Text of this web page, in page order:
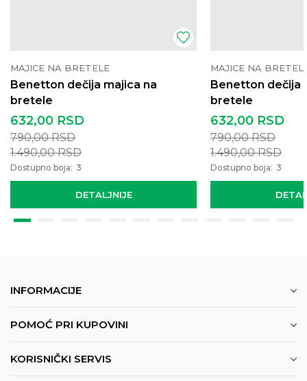
MAJICE NA BRETELE
Benetton dečija majica na
bretele
DETALJNIJE
632,00 RSD
790,00RSD
1.490,00RSD
Dostupno boja: 3
MAJICE NA
Benetton dečija
bretele
632,00 RSD
790,00RSD
1.490,00RSD
Dostupno boja: 3
INFORMACIJE
POMOĆ PRI KUPOVINI
KORISNIČKI SERVIS